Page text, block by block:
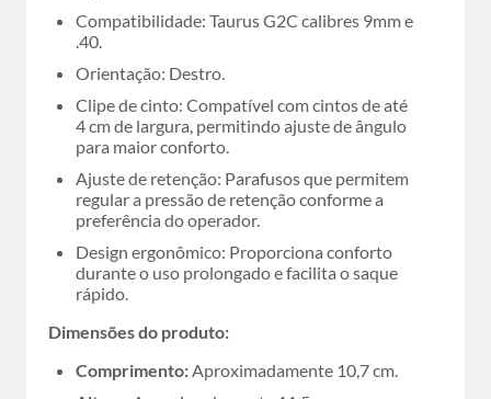
Compatibilidade: Taurus G2C calibres 9mm e
.40.
Orientação: Destro.
Clipe de cinto: Compatível com cintos de até
4 cm de largura, permitindo ajuste de ângulo
para maior conforto.
Ajuste de retenção: Parafusos que permitem
regular a pressão de retenção conforme a
preferência do operador.
Design ergonômico: Proporciona conforto
durante o uso prolongado e facilita o saque
rápido.
Dimensões do produto:
Comprimento:Aproximadamente 10,7 cm.